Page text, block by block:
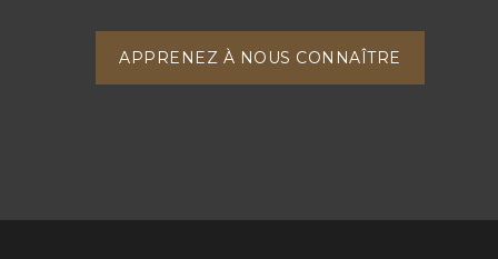
APPRENEZ À NOUS CONNAÎTRE